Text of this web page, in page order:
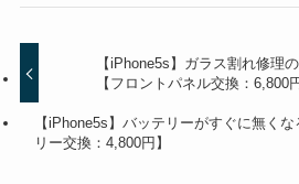
【iPhone5s】ガラス割れ修理
【フロントパネル交換：6,800円
【iPhone5s】バッテリーがすぐに無く
リー交換：4,800円】